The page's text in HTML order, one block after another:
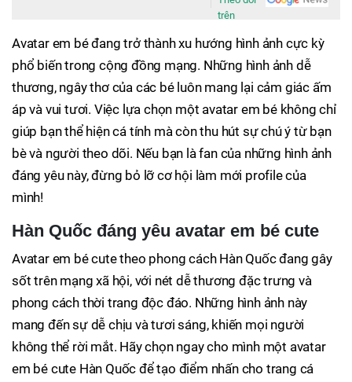
trên
Avatar em bé đang trở thành xu hướng hình ảnh cực kỳ
phổ biến trong cộng đồng mạng. Những hình ảnh dễ
thương, ngây thơ của các bé luôn mang lại cảm giác ấm
áp và vui tươi. Việc lựa chọn một avatar em bé không chỉ
giúp bạn thể hiện cá tính mà còn thu hút sự chú ý từ bạn
bè và người theo dõi. Nếu bạn là fan của những hình ảnh
đáng yêu này, đừng bỏ lỡ cơ hội làm mới profile của
mình!
Hàn Quốc đáng yêu avatar em bé cute
Avatar em bé cute theo phong cách Hàn Quốc đang gây
sốt trên mạng xã hội, với nét dễ thương đặc trưng và
phong cách thời trang độc đáo. Những hình ảnh này
mang đến sự dễ chịu và tươi sáng, khiến mọi người
không thể rời mắt. Hãy chọn ngay cho mình một avatar
em bé cute Hàn Quốc để tạo điểm nhấn cho trang cá